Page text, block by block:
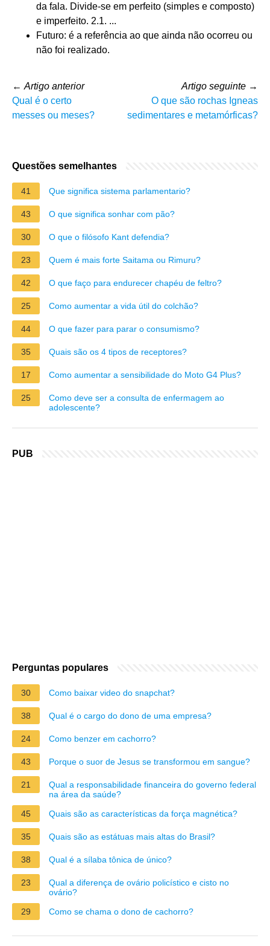
da fala. Divide-se em perfeito (simples e composto)
e imperfeito. 2.1. ...
Futuro: é a referência ao que ainda não ocorreu ou
não foi realizado.
← Artigo anterior
Qual é o certo
messes ou meses?
Artigo seguinte →
O que são rochas Igneas
sedimentares e metamórficas?
Questões semelhantes
41 Que significa sistema parlamentario?
43 O que significa sonhar com pão?
30 O que o filósofo Kant defendia?
23 Quem é mais forte Saitama ou Rimuru?
42 O que faço para endurecer chapéu de feltro?
25 Como aumentar a vida útil do colchão?
44 O que fazer para parar o consumismo?
35 Quais são os 4 tipos de receptores?
17 Como aumentar a sensibilidade do Moto G4 Plus?
25
Como deve ser a consulta de enfermagem ao
adolescente?
PUB
Perguntas populares
30 Como baixar video do snapchat?
38 Qual é o cargo do dono de uma empresa?
24 Como benzer em cachorro?
43 Porque o suor de Jesus se transformou em sangue?
21
Qual a responsabilidade financeira do governo federal
na área da saúde?
45
Quais são as características da força magnética?
35 Quais são as estátuas mais altas do Brasil?
38 Qual é a sílaba tônica de único?
23
Qual a diferença de ovário policístico e cisto no
ovário?
29
Como se chama o dono de cachorro?